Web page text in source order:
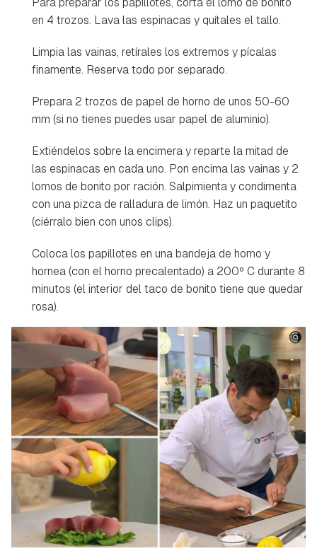
en 4 trozos. Lava las espinacas y quítales el tallo.
Limpia las vainas, retírales los extremos y pícalas
finamente. Reserva todo por separado.
Prepara 2 trozos de papel de horno de unos 50-60
mm (si no tienes puedes usar papel de aluminio).
Extiéndelos sobre la encimera y reparte la mitad de
las espinacas en cada uno. Pon encima las vainas y 2
lomos de bonito por ración. Salpimienta y condimenta
con una pizca de ralladura de limón. Haz un paquetito
(ciérralo bien con unos clips).
Coloca los papillotes en una bandeja de horno y
hornea (con el horno precalentado) a 200º C durante 8
minutos (el interior del taco de bonito tiene que quedar
rosa).